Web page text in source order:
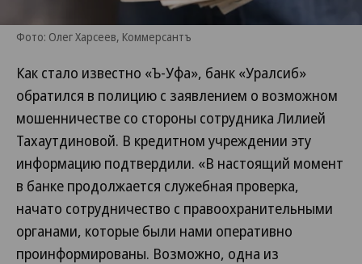
Фото: Олег Харсеев, Коммерсантъ
Как стало известно «Ъ-Уфа», банк «Уралсиб»
обратился в полицию с заявлением о возможном
мошенничестве со стороны сотрудника Лилией
Тахаутдиновой. В кредитном учреждении эту
информацию подтвердили. «В настоящий момент
в банке продолжается служебная проверка,
начато сотрудничество с правоохранительными
органами, которые были нами оперативно
проинформированы. Возможно, одна из